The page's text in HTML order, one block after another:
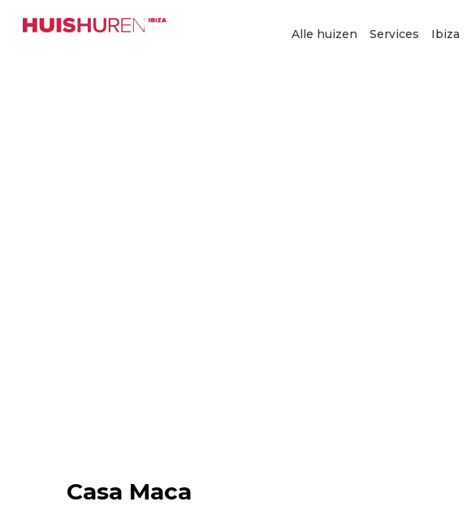
naar
Alle huizen Services Ibiza
Casa Maca